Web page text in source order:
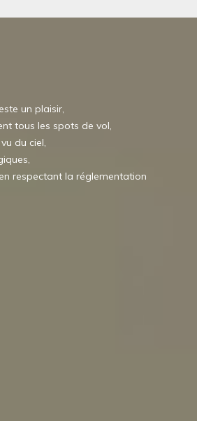
un plaisir,
tous les spots de vol,
du ciel,
respectant la réglementation